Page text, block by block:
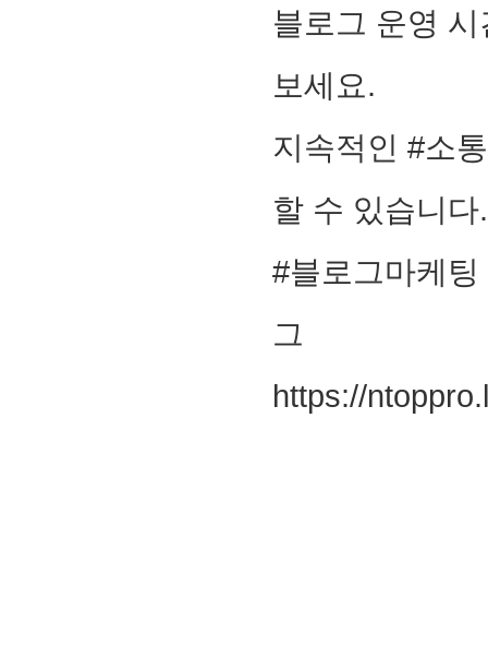
블로그 운영
보세요.
지속적인 #소
할 수 있습니
#블로그마케
그
https://